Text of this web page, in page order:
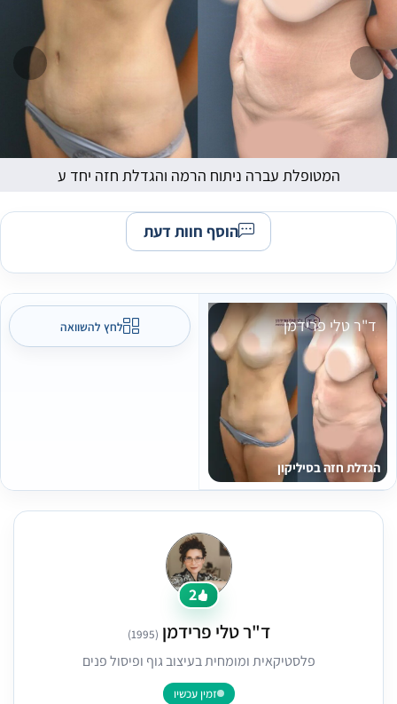
המטופלת עברה ניתוח הרמה והגדלת חזה יחד ע
המשך
הוסף חוות דעת
לחץ להשוואה ד"ר טלי פרידמן
הגדלת חזה בסיליקון
2
ד"ר טלי פרידמן (1995)
פלסטיקאית ומומחית בעיצוב גוף ופיסול פנים
זמין עכשיו